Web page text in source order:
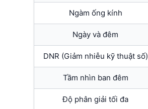
Ngàm ống kính
Ngày và đêm
DNR (Giảm nhiễu kỹ thuật số)
Tầm nhìn ban đêm
Độ phân giải tối đa